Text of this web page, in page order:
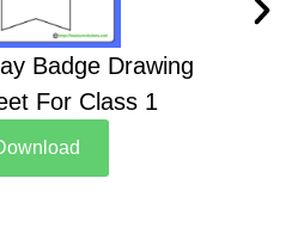
Badge Drawing
For Class 1